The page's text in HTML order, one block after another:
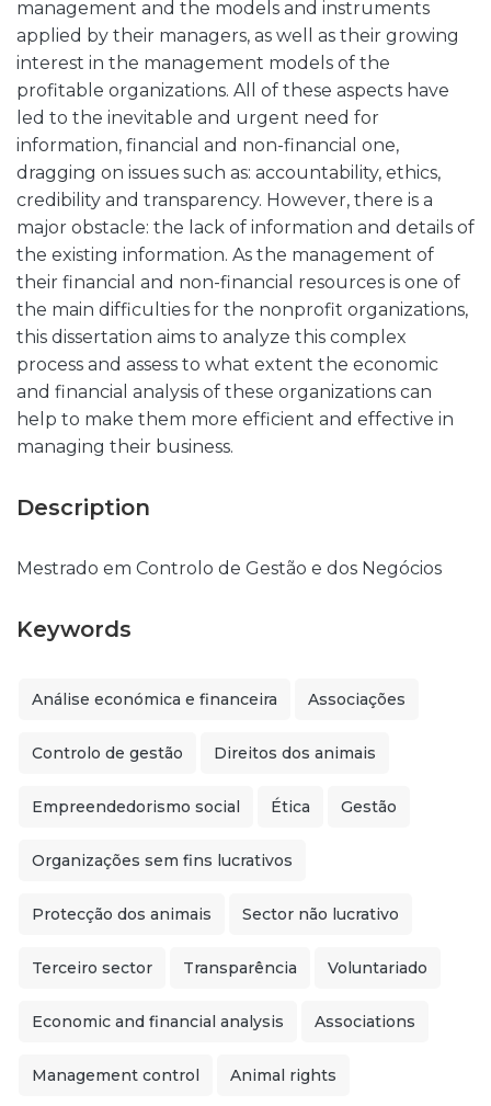
management and the models and instruments
applied by their managers, as well as their growing
interest in the management models of the
profitable organizations. All of these aspects have
led to the inevitable and urgent need for
information, financial and non-financial one,
dragging on issues such as: accountability, ethics,
credibility and transparency. However, there is a
major obstacle: the lack of information and details of
the existing information. As the management of
their financial and non-financial resources is one of
the main difficulties for the nonprofit organizations,
this dissertation aims to analyze this complex
process and assess to what extent the economic
and financial analysis of these organizations can
help to make them more efficient and effective in
managing their business.
Description
Mestrado em Controlo de Gestão e dos Negócios
Keywords
Análise económica e financeira Associações
Controlo de gestão Direitos dos animais
Empreendedorismo social Ética Gestão
Organizações sem fins lucrativos
Protecção dos animais Sector não lucrativo
Terceiro sector Transparência Voluntariado
Economic and financial analysis Associations
Management control Animal rights